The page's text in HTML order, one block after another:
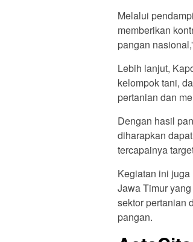
Melalui
memberikan
pangan
Lebih lanjut,
kelompok tani,
pertanian dan
Dengan hasil
diharapkan
tercapainya
Kegiatan ini
Jawa Timur
sektor pertanian
pangan.